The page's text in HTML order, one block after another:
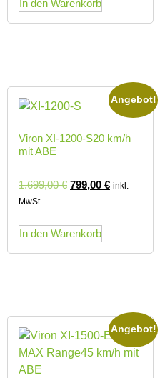
In den Warenkorb
Angebot!
Viron XI-1200-S20 km/h
mit ABE
1.699,00€ 799,00 € inkl.
MwSt
In den Warenkorb
Angebot!